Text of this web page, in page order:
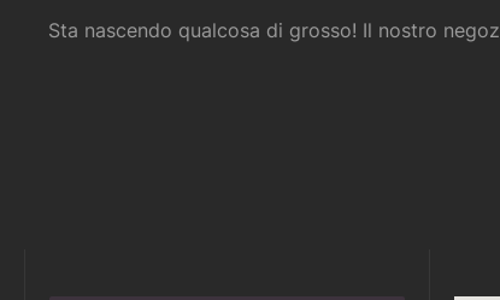
Sta nascendo qualcosa di grosso! Il nostro